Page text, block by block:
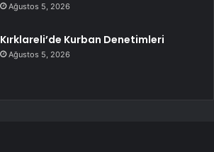
Ağustos 5, 2026
Kırklareli’de Kurban Denetimleri
Ağustos 5, 2026